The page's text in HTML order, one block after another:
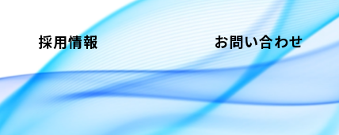
採用情報 お問い合わせ